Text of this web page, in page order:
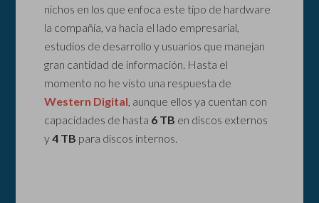
nichos en los que enfoca este tipo de hardware
la compañía, va hacia el lado empresarial,
estudios de desarrollo y usuarios que manejan
gran cantidad de información. Hasta el
momento no he visto una respuesta de
Western Digital, aunque ellos ya cuentan con
capacidades de hasta 6 TB en discos externos
y4 TB para discos internos.